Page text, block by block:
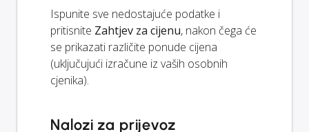
Ispunite sve nedostajuće podatke i
pritisnite Zahtjev za cijenu, nakon čega će
se prikazati različite ponude cijena
(uključujući izračune iz vaših osobnih
cjenika).
Nalozi za prijevoz